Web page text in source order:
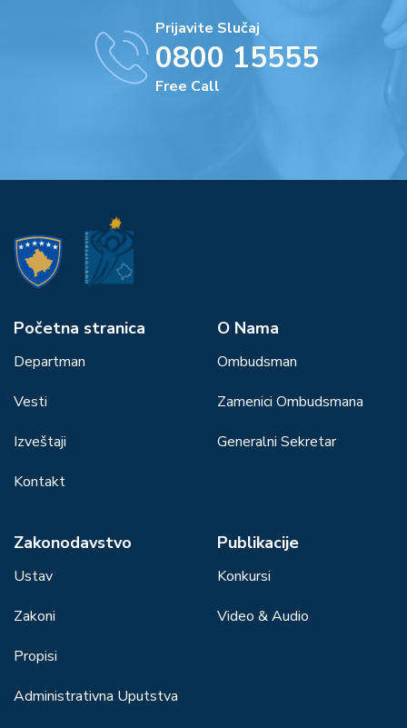
Prijavite Slučaj
0800 15555
Free Call
Početna stranica
Departman
Vesti
Izveštaji
Kontakt
О Nama
Ombudsman
Zamenici Ombudsmana
Generalni Sekretar
Zakonodavstvo
Ustav
Zakoni
Propisi
Administrativna Uputstva
Publikacije
Konkursi
Video & Audio